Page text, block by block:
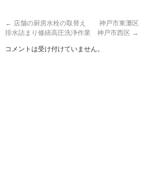
← 店舗の厨房水栓の取替え 神戸市東灘区
排水詰まり修繕高圧洗浄作業 神戸市西区 →
コメントは受け付けていません。